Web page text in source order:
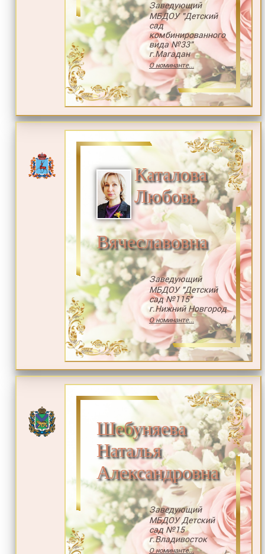
Заведующий
МБДОУ "Детский
сад
комбинированного
вида №33"
г.Магадан
О номинанте...
Каталова
Любовь
Вячеславовна
Заведующий
МБДОУ "Детский
сад №115"
г.Нижний Новгород
О номинанте...
Шебуняева
Наталья
Александровна
Заведующий
МБДОУ Детский
сад №15
г.Владивосток
О номинанте...